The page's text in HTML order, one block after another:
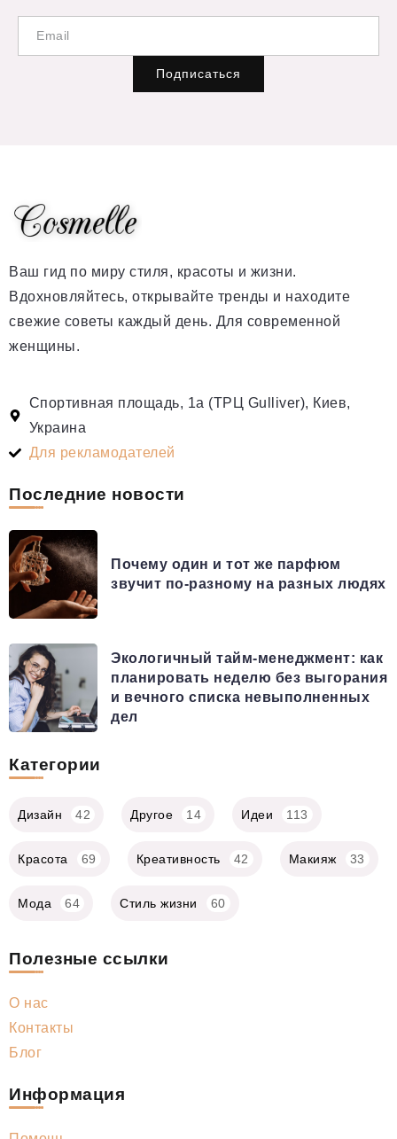
Подписаться
Ваш гид по миру стиля, красоты и жизни.
Вдохновляйтесь, открывайте тренды и находите
свежие советы каждый день. Для современной
женщины.
Спортивная площадь, 1а (ТРЦ Gulliver), Киев,
Украина
Для рекламодателей
Последние новости
Почему один и тот же парфюм
звучит по-разному на разных людях
Экологичный тайм-менеджмент: как
планировать неделю без выгорания
и вечного списка невыполненных
дел
Категории
Дизайн 42 Другое 14 Идеи 113
Красота 69 Креативность 42 Макияж 33
Мода 64 Стиль жизни 60
Полезные ссылки
О нас
Контакты
Блог
Информация